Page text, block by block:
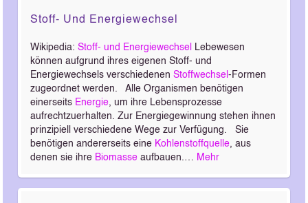
Stoff- Und Energiewechsel
Wikipedia:Stoff- und Energiewechsel
Lebewesen
können aufgrund ihres eigenen Stoff- und
Energiewechsels verschiedenenStoffwechsel-Formen
zugeordnet werden. Alle Organismen benötigen
einerseits Energie, um ihre Lebensprozesse
aufrechtzuerhalten. Zur Energiegewinnung stehen ihnen
prinzipiell verschiedene Wege zur Verfügung. Sie
benötigen andererseits eine Kohlenstoffquelle, aus
denen sie ihre Biomasse aufbauen.… Mehr